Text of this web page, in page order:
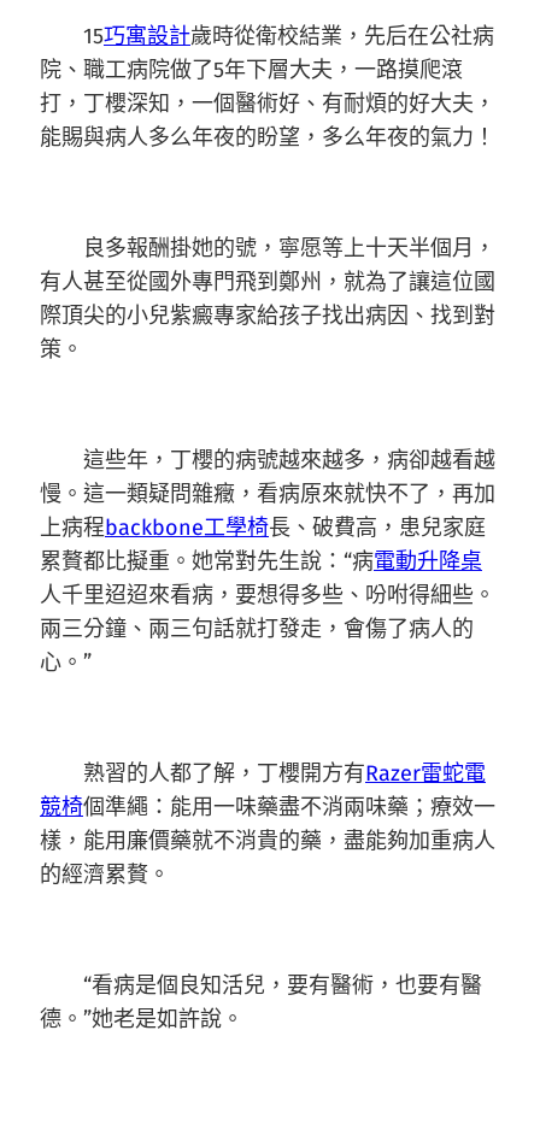
15巧寓設計歲時從衛校結業，先后在公社病
院、職工病院做了5年下層大夫，一路摸爬滾
打，丁櫻深知，一個醫術好、有耐煩的好大夫，
能賜與病人多么年夜的盼望，多么年夜的氣力！
良多報酬掛她的號，寧愿等上十天半個月，
有人甚至從國外專門飛到鄭州，就為了讓這位國
際頂尖的小兒紫癜專家給孩子找出病因、找到對
策。
這些年，丁櫻的病號越來越多，病卻越看越
慢。這一類疑問雜癥，看病原來就快不了，再加
上病程backbone工學椅長、破費高，患兒家庭
累贅都比擬重。她常對先生說：“病電動升降桌
人千里迢迢來看病，要想得多些、吩咐得細些。
兩三分鐘、兩三句話就打發走，會傷了病人的
心。”
熟習的人都了解，丁櫻開方有Razer雷蛇電
競椅個準繩：能用一味藥盡不消兩味藥；療效一
樣，能用廉價藥就不消貴的藥，盡能夠加重病人
的經濟累贅。
“看病是個良知活兒，要有醫術，也要有醫
德。”她老是如許說。